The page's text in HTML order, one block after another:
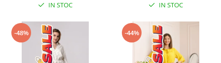
IN STOC IN STOC
-48% -44%